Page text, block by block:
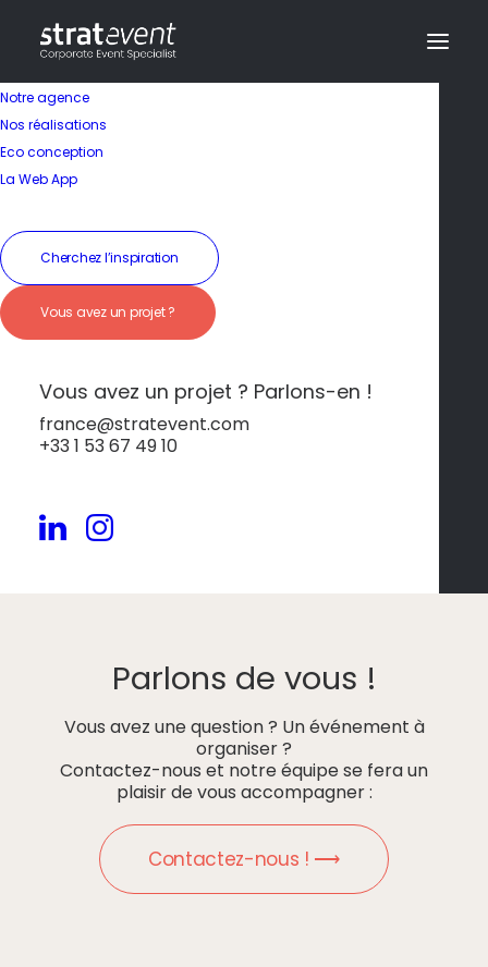
Notre agence
Nos réalisations
Eco conception
La Web App
Cherchez l’inspiration
Vous avez un projet ?
Vous avez un projet ? Parlons-en !
france@stratevent.com
+33 1 53 67 49 10
La Toscane dans
l’assiette
|
Pâtes fraîches, vins prestigieux et huile d’olive
Parlons de vous !
Vous avez une question ? Un événement à
organiser ?
Contactez-nous et notre équipe se fera un
plaisir de vous accompagner :
Contactez-nous ! ⟶